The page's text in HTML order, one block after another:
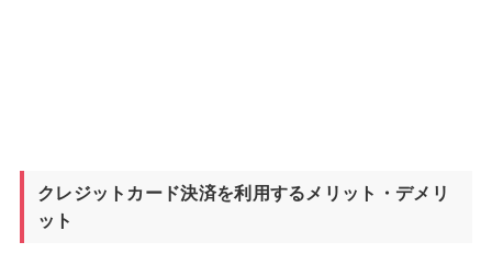
クレジットカード決済を利用するメリット・デメリ
ット